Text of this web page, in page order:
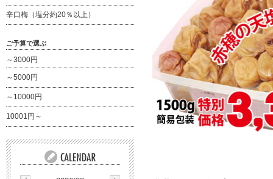
辛口梅（塩分約20％以上）
ご予算で選ぶ
～3000円
～5000円
～10000円
10001円～